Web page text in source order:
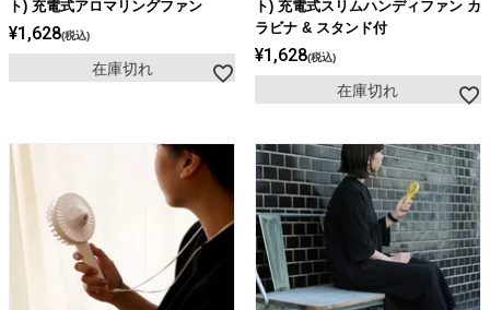
ト) 充電式アロマリングファン
¥1,628 税込
在庫切れ
ト) 充電式スリムハンディファン カ
ラビナ & スタンド付
¥1,628 税込
在庫切れ